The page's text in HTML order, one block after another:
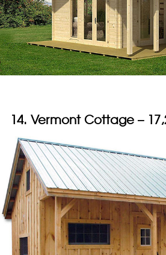
14. Vermont Cottage –